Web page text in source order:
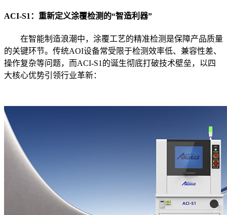
ACI-S1：重新定义涂覆检测的“智造利器”
在智能制造浪潮中，涂覆工艺的精准检测是保障产品质量
的关键环节。传统AOI设备常受限于检测效率低、兼容性差、
操作复杂等问题，而ACI-S1的诞生彻底打破技术壁垒，以四
大核心优势引领行业革新：